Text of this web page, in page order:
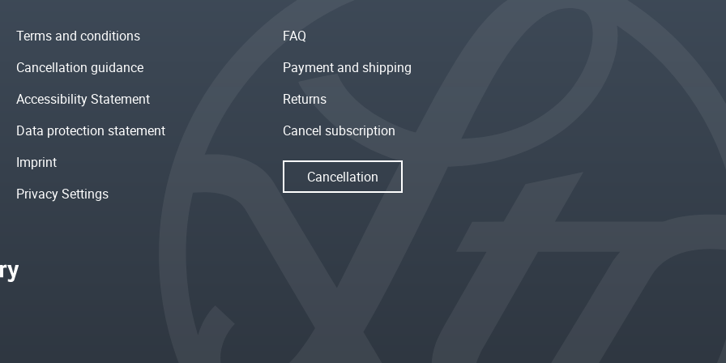
Terms and conditions
Cancellation guidance
Accessibility Statement
Data protection statement
Imprint
Privacy Settings
FAQ
Payment and shipping
Returns
Cancel subscription
Cancellation